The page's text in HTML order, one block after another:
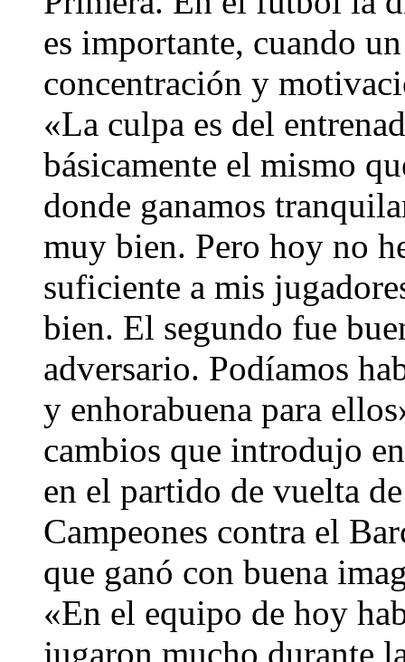
es importante, cuando
concentración y
«La culpa es del
básicamente el mismo
donde ganamos
muy bien. Pero hoy no
suficiente a mis
bien. El segundo fue
adversario. Podíamos
y enhorabuena para
cambios que introdujo
en el partido de vuelta
Campeones contra el
que ganó con buena
«En el equipo de hoy
jugaron mucho durante